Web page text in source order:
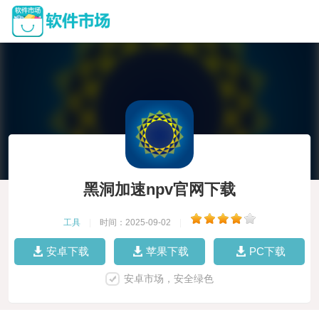
黑洞加速npv官网下载
工具 时间：2025-09-02
安卓下载 苹果下载 PC下载
安卓市场，安全绿色